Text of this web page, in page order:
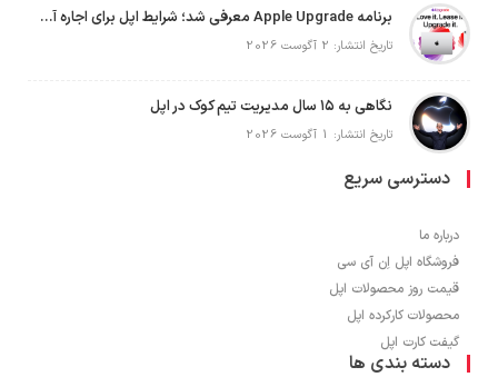
برنامه Apple Upgrade معرفی شد؛ شرایط اپل برای اجاره آیفون، آیپد، مک و اپل واچ
تاریخ انتشار: 2 آگوست 2026
نگاهی به ۱۵ سال مدیریت تیم کوک در اپل
تاریخ انتشار: 1 آگوست 2026
دسترسی سریع
درباره ما
فروشگاه اپل اِن آی سی
قیمت روز محصولات اپل
محصولات کارکرده اپل
گیفت کارت اپل
دسته بندی ها